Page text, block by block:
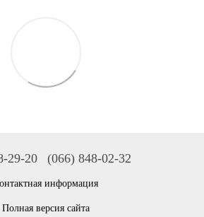
29-20 (066) 848-02-32
информация
Полная версия сайта